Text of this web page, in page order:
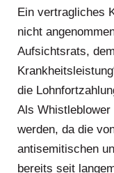
Ein vertragliches
nicht
Aufsichtsrats,
die
Als Whistleblower
werden, da die
antisemitischen
bereits seit